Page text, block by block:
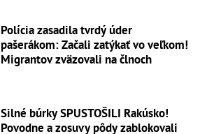
Polícia zasadila tvrdý úder
pašerákom: Začali zatýkať vo veľkom!
Migrantov zväzovali na člnoch
Silné búrky SPUSTOŠILI Rakúsko!
Povodne a zosuvy pôdy zablokovali